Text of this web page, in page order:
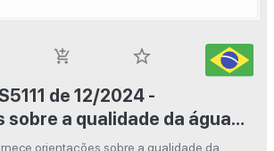
add_shopping_cart
star_border
2024 -
sobre a qualidade da água
esterilização e
orientações sobre a qualidade da